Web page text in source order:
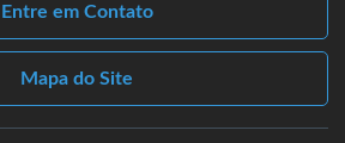
Entre em Contato
Mapa do Site